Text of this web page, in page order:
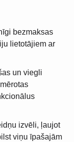
bezmaksas
lietotājiem ar
un viegli
izvēli, ļaujot
viņu īpašajām